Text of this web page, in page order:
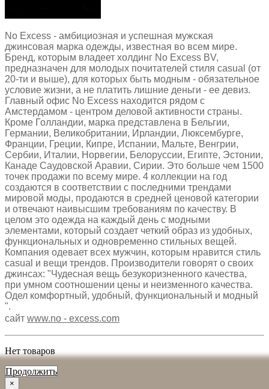
No Excess - амбициозная и успешная мужская
джинсовая марка одежды, известная во всем мире.
Бренд, которым владеет холдинг No Excess BV,
предназначен для молодых почитателей стиля casual (от
20-ти и выше), для которых быть модным - обязательное
условие жизни, а не платить лишние деньги - ее девиз.
Главный офис No Excess находится рядом с
Амстердамом - центром деловой активности страны.
Кроме Голландии, марка представлена в Бельгии,
Германии, Великобритании, Ирландии, Люксембурге,
Франции, Греции, Кипре, Испании, Мальте, Венгрии,
Сербии, Италии, Норвегии, Белоруссии, Египте, Эстонии,
Канаде Саудовской Аравии, Сирии. Это больше чем 1500
точек продажи по всему мире. 4 коллекции на год
создаются в соответствии с последними трендами
мировой моды, продаются в средней ценовой категории
и отвечают наивысшим требованиям по качеству. В
целом это одежда на каждый день с модными
элементами, который создает четкий образ из удобных,
функциональных и одновременно стильных вещей.
Компания одевает всех мужчин, которым нравится стиль
casual и вещи трендов. Производители говорят о своих
джинсах: "Чудесная вещь безукоризненного качества,
при умном соотношении цены и неизменного качества.
Одел комфортный, удобный, функциональный и модный
".
сайт www.no - excess.com
Нет товаров
Продолжить
×